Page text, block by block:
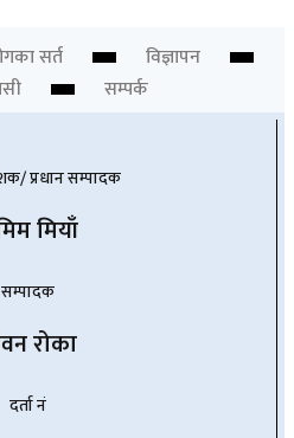
सर्त
विज्ञापन
सम्पर्क
प्रधान सम्पादक
मियाँ
सम्पादक
रोका
दर्ता नं